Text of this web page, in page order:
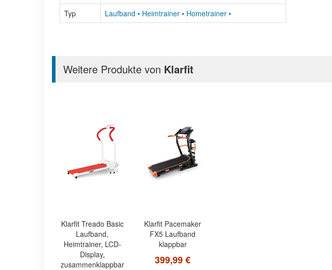
Typ
Laufband • Heimtrainer • Hometrainer •
Weitere Produkte von Klarfit
Klarfit Treado Basic
Laufband,
Heimtrainer, LCD-
Display,
zusammenklappbar
Klarfit Pacemaker
FX5 Laufband
klappbar
399,99 €